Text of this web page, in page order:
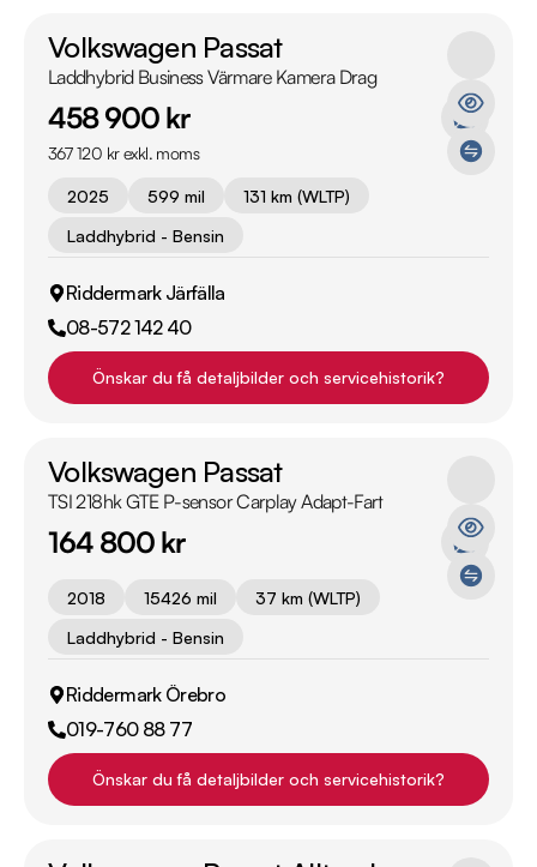
Volkswagen Passat
Laddhybrid Business Värmare Kamera Drag
458 900 kr
367 120 kr exkl. moms
2025 599 mil
131 km (WLTP)
Laddhybrid - Bensin
Riddermark Järfälla
08-572 142 40
Önskar du få detaljbilder och servicehistorik?
Volkswagen Passat
TSI 218hk GTE P-sensor Carplay Adapt-Fart
164 800 kr
2018 15426 mil
37 km (WLTP)
Laddhybrid - Bensin
Riddermark Örebro
019-760 88 77
Önskar du få detaljbilder och servicehistorik?